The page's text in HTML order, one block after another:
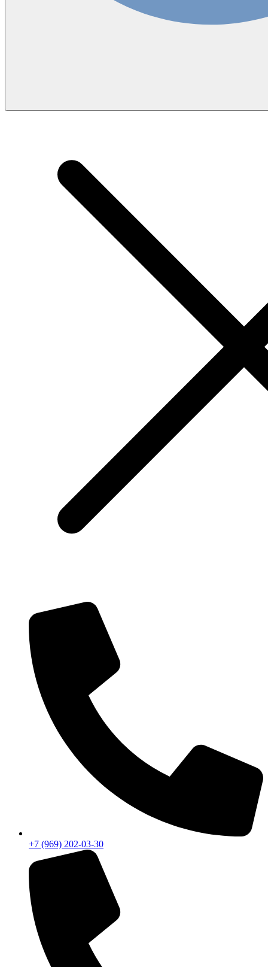
+7 (969) 202-03-30